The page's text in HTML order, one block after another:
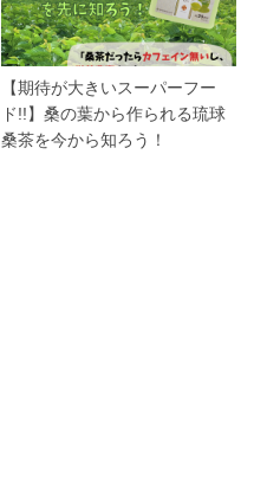
【期待が大きいスーパーフー
ド!!】桑の葉から作られる琉球
桑茶を今から知ろう！